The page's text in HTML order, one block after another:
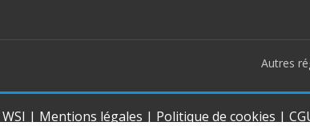
Autres
WSI | Mentions légales | Politique de cookies |